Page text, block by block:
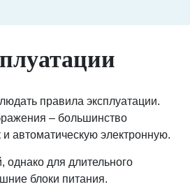
правила эксплуатации.
– большинство
автоматическую электронную.
однако для длительного
блоки питания.